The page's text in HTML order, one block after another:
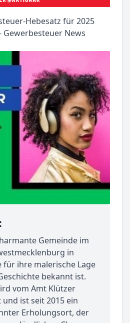
Gemeinde im
in
für ihre malerische Lage
bekannt ist.
vom Amt Klützer
ist seit 2015 ein
Erholungsort, der